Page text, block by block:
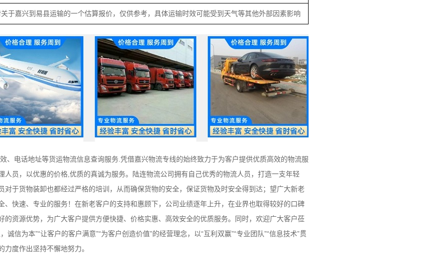
于嘉兴到易县运输的一个估算报价，仅供参考，具体运输时效可能受到天气等其他外部因素影响
、电话地址等货运物流信息查询服务.凭借嘉兴物流专线的始终致力于为客户提供优质高效的物流服
人员，以优惠的价格,优质的真诚为服务。陆连物流公司拥有自己优秀的物流人员，打造一支年轻
对于货物装卸也都经过严格的培训，从而确保货物的安全，保证货物及时安全得到达；望广大新老
、快速、专业的服务！在新老客户的支持和惠顾下，公司业绩逐年上升，在业界也取得较好的口碑
的资源优势，为广大客户提供方便快捷、价格实惠、高效安全的优质服务。同时，欢迎广大客户莅
信为本”“让客户的客户满意”“为客户创造价值”的经营理念，以“互利双赢”“专业团队”“信息技术”贯
度作出坚持不懈地努力。